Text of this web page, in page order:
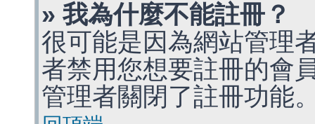
» 我為什麼不能註冊？
很可能是因為網站管理
者禁用您想要註冊的會
管理者關閉了註冊功能